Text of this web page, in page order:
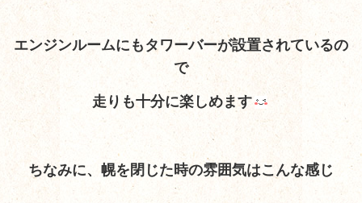
エンジンルームにもタワーバーが設置されているの
で
走りも十分に楽しめます
ちなみに、幌を閉じた時の雰囲気はこんな感じ